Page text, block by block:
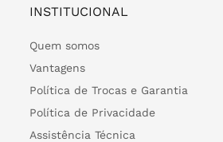
INSTITUCIONAL
Quem somos
Vantagens
Política de Trocas e Garantia
Política de Privacidade
Assistência Técnica